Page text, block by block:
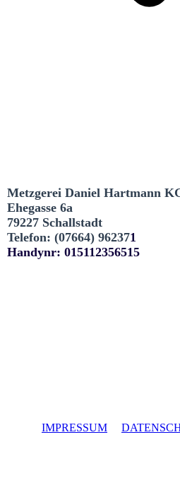
Metzgerei Daniel Hartmann
Ehegasse 6a
79227 Schallstadt
Telefon: (07664) 962371
Handynr: 015112356515
IMPRESSUM